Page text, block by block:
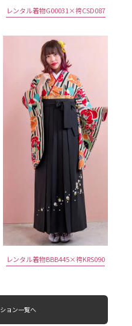
レンタル着物G00031×袴CSD087
レンタル着物BBB445×袴KRS090
ョン一覧へ